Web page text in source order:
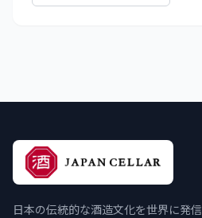
日本の伝統的な酒造文化を世界に発信